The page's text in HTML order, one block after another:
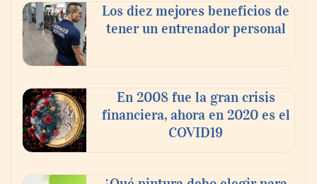
‘El ransomware se puede vencer. No
Ricardo Palacio Escobar
Los diez mejores beneficios de
tener un entrenador personal
En 2008 fue la gran crisis
financiera, ahora en 2020 es el
COVID19